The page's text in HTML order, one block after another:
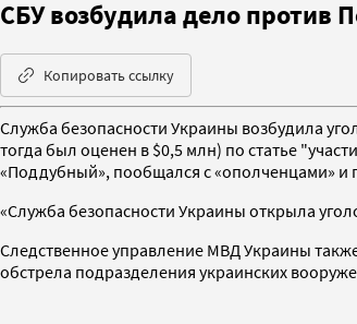
СБУ возбудила дело против
Копировать ссылку
Служба безопасности Украины возбудила
тогда был оценен в $0,5 млн) по статье
«Поддубный», пообщался с «ополченцами» и
«Служба безопасности Украины открыла
Следственное управление МВД Украины
обстрела подразделения украинских